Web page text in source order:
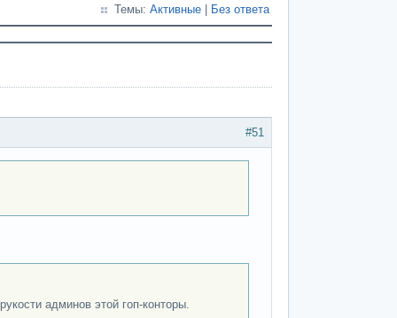
Темы: Активные Без ответа
#51
админов этой гоп-конторы.